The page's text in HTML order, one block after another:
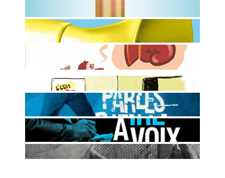
Toutes les astuces pour avoir un style unique
L'ATELIER ORATOIRE
Les leçons d'éloquence de 10 pros de la parole
LES MEILLEURES PUNCHLINES DU
RAP
LES NOUVEAUX MOTS DU DICO
TU PARLES BIEN LA FRANCE!
Essai sur la langue française d'aujourd'hui
ÉCRIRE À VOIX HAUTE
Rencontre entre un poète et un linguiste
LE RAP OU L'ARTISANAT DE LA RIME